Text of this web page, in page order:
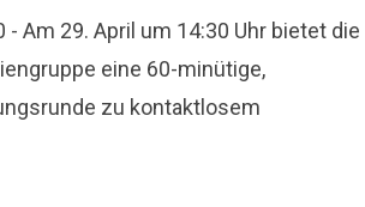
- Am 29. April um 14:30 Uhr bietet die
eine 60-minütige,
zu kontaktlosem